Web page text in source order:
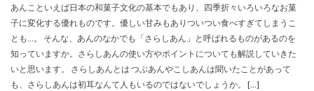
あんこといえば日本の和菓子文化の基本でもあり、四季折々いろいろなお菓
子に変化する優れものです。優しい甘みもありついつい食べすぎてしまうこ
とも…。 そんな、あんのなかでも「さらしあん」と呼ばれるものがあるのを
知っていますか。さらしあんの使い方やポイントについても解説していきた
いと思います。 さらしあんとは つぶあんやこしあんは聞いたことがあって
も、さらしあんは初耳なんて人もいるのではないでしょうか。 […]